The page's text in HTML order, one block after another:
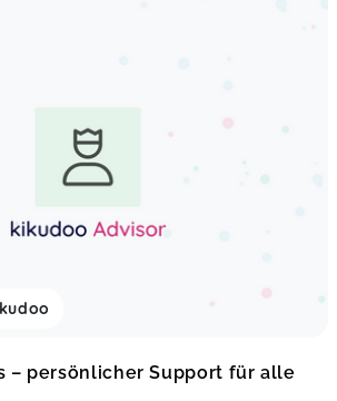
– persönlicher Support für alle